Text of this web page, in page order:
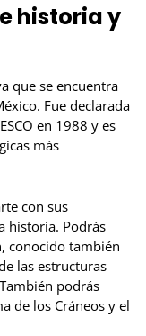
historia y
que se encuentra
Fue declarada
en 1988 y es
más
con sus
historia. Podrás
conocido también
las estructuras
podrás
de los Cráneos y el